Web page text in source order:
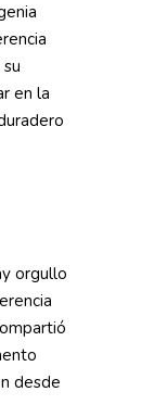
en la
orgullo
desde